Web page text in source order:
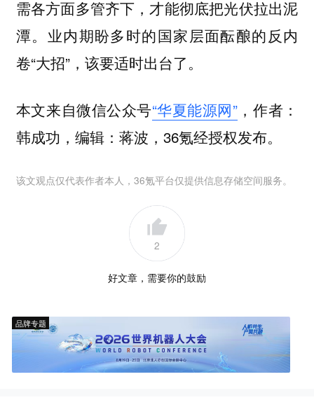
需各方面多管齐下，才能彻底把光伏拉出泥
潭。业内期盼多时的国家层面酝酿的反内
卷“大招”，该要适时出台了。‌‌
本文来自微信公众号“华夏能源网”，作者：
韩成功，编辑：蒋波，36氪经授权发布。
该文观点仅代表作者本人，36氪平台仅提供信息存储空间服务。
2
好文章，需要你的鼓励
品牌专题